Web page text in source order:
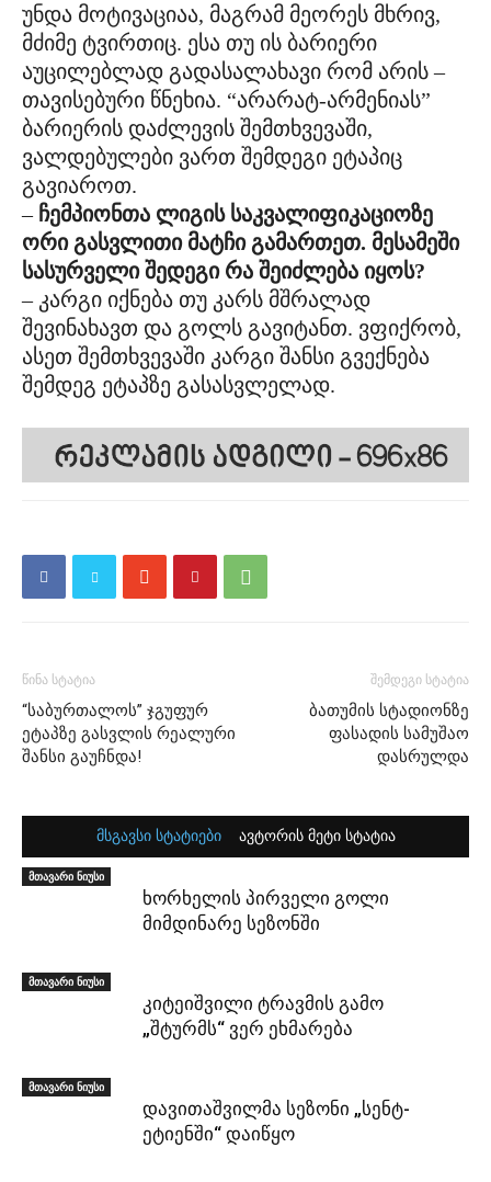
უნდა მოტივაციაა, მაგრამ მეორეს მხრივ,
მძიმე ტვირთიც. ესა თუ ის ბარიერი
აუცილებლად გადასალახავი რომ არის –
თავისებური წნეხია. “არარატ-არმენიას”
ბარიერის დაძლევის შემთხვევაში,
ვალდებულები ვართ შემდეგი ეტაპიც
გავიაროთ.
–ჩემპიონთა ლიგის საკვალიფიკაციოზე
ორი გასვლითი მატჩი გამართეთ. მესამეში
სასურველი შედეგი რა შეიძლება იყოს?
– კარგი იქნება თუ კარს მშრალად
შევინახავთ და გოლს გავიტანთ. ვფიქრობ,
ასეთ შემთხვევაში კარგი შანსი გვექნება
შემდეგ ეტაპზე გასასვლელად.
წინა სტატია
“საბურთალოს” ჯგუფურ
ეტაპზე გასვლის რეალური
შანსი გაუჩნდა!
შემდეგი სტატია
ბათუმის სტადიონზე
ფასადის სამუშაო
დასრულდა
მსგავსი სტატიები ავტორის მეტი სტატია
მთავარი ნიუსი
ხორხელის პირველი გოლი
მიმდინარე სეზონში
მთავარი ნიუსი
კიტეიშვილი ტრავმის გამო
„შტურმს“ ვერ ეხმარება
მთავარი ნიუსი
დავითაშვილმა სეზონი „სენტ-
ეტიენში“ დაიწყო